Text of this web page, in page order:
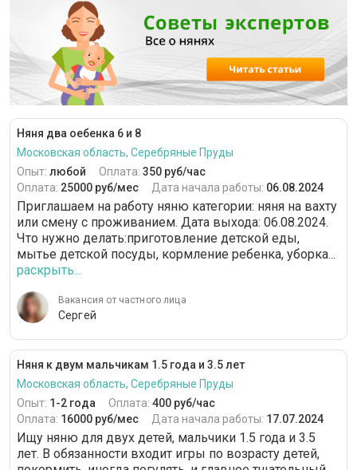
Няня два оебенка 6 и 8
Московская область, Серебряные Пруды
Опыт: любой Оплата: 350 руб/час
Оплата: 25000 руб/мес Дата начала работы: 06.08.2024
Приглашаем на работу няню категории: няня на вахту
или смену с проживанием. Дата выхода: 06.08.2024.
Что нужно делать:приготовление детской еды,
мытье детской посуды, кормление ребенка, уборка...
раскрыть...
Вакансия от частного лица
Сергей
Няня к двум мальчикам 1.5 года и 3.5 лет
Московская область, Серебряные Пруды
Опыт: 1-2 года Оплата: 400 руб/час
Оплата: 16000 руб/мес Дата начала работы: 17.07.2024
Ищу няню для двух детей, мальчики 1.5 года и 3.5
лет. В обязанности входит игры по возрасту детей,